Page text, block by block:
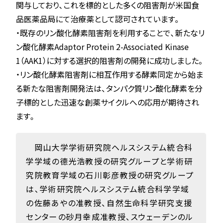
関与しており、これを標的とした多くの阻害剤が米国食
品医薬品局にて治療薬として認可されています。
・既存のリン酸化酵素阻害剤を利用することで、新たなリ
ン酸化酵素Adaptor Protein 2-Associated Kinase
1（AAK1）に対する選択的阻害剤の開発に成功しました。
・リン酸化酵素阻害剤に相互作用する酵素同定から始ま
る新たな阻害剤開発法は、タンパク質リン酸化酵素を分
子標的とした迅速な創薬サイクルへの応用が期待され
ます。
岡山大学学術研究院ヘルスシステム統合科
学学域の德光浩教授の研究グループと学術研
究院教育学域の石川彰彦教授の研究グループ
は、学術研究院ヘルスシステム統合科学学域
の佐藤あやの准教授、自然生命科学研究支援
センターの砂月幸成准教授、スウェーデンのル